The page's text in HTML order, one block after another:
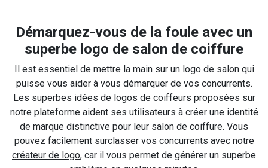
Démarquez-vous de la foule avec un
superbe logo de salon de coiffure
Il est essentiel de mettre la main sur un logo de salon qui
puisse vous aider à vous démarquer de vos concurrents.
Les superbes idées de logos de coiffeurs proposées sur
notre plateforme aident ses utilisateurs à créer une identité
de marque distinctive pour leur salon de coiffure. Vous
pouvez facilement surclasser vos concurrents avec notre
créateur de logo, car il vous permet de générer un superbe